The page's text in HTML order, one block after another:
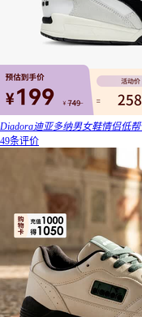
Diadora迪亚多纳男女鞋情侣低帮
49条评价